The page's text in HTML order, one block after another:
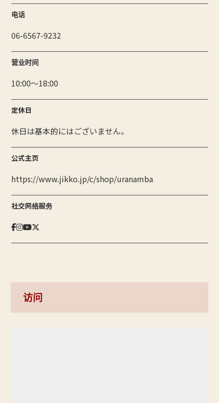
电话
06-6567-9232
营业时间
10:00～18:00
定休日
休日は基本的にはございません。
公式主页
https://www.jikko.jp/c/shop/uranamba
社交网络服务
访问